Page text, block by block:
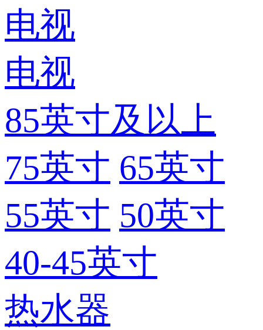
电视
电视
85英寸及以上
75英寸 65英寸
55英寸 50英寸
40-45英寸
热水器